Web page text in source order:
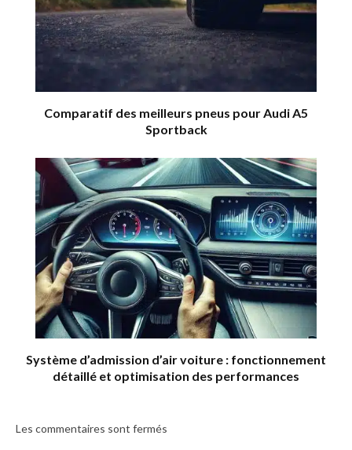
Comparatif des meilleurs pneus pour Audi A5
Sportback
Système d’admission d’air voiture : fonctionnement
détaillé et optimisation des performances
Les commentaires sont fermés